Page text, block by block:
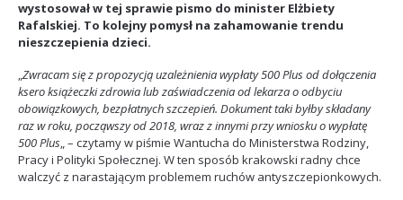
wystosował w tej sprawie pismo do minister Elżbiety
Rafalskiej. To kolejny pomysł na zahamowanie trendu
nieszczepienia dzieci.
„Zwracam się z propozycją uzależnienia wypłaty 500 Plus od dołączenia
ksero książeczki zdrowia lub zaświadczenia od lekarza o odbyciu
obowiązkowych, bezpłatnych szczepień. Dokument taki byłby składany
raz w roku, począwszy od 2018, wraz z innymi przy wniosku o wypłatę
500 Plus„– czytamy w piśmie Wantucha do Ministerstwa Rodziny,
Pracy i Polityki Społecznej. W ten sposób krakowski radny chce
walczyć z narastającym problemem ruchów antyszczepionkowych.